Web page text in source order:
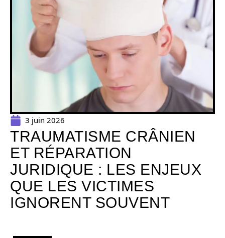
3 juin 2026
TRAUMATISME CRÂNIEN
ET RÉPARATION
JURIDIQUE : LES ENJEUX
QUE LES VICTIMES
IGNORENT SOUVENT